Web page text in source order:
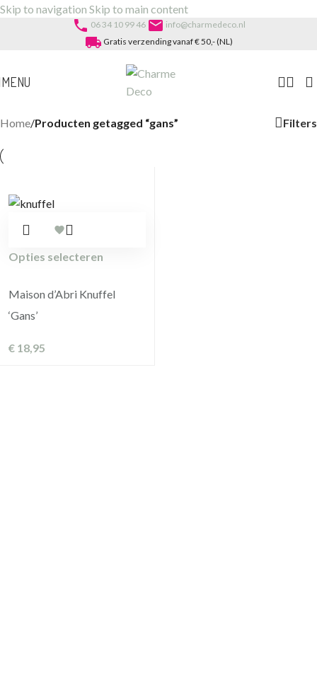
Skip to navigation Skip to main content
phone 06 34 10 99 46 email info@charmedeco.nl
local_shipping Gratis verzending vanaf € 50,- (NL)
MENU
Home/Producten getagged “gans” Filters
Opties selecteren
Maison d’Abri Knuffel
‘Gans’
€ 18,95